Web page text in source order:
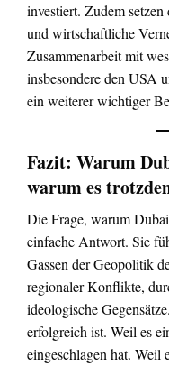
investiert. Zudem
und wirtschaftliche
Zusammenarbeit mit
insbesondere den USA
ein weiterer wichtiger
Fazit: Warum
warum es
Die Frage, warum
einfache Antwort. Sie
Gassen der Geopolitik
regionaler Konflikte,
ideologische
erfolgreich ist. Weil es
eingeschlagen hat. Weil